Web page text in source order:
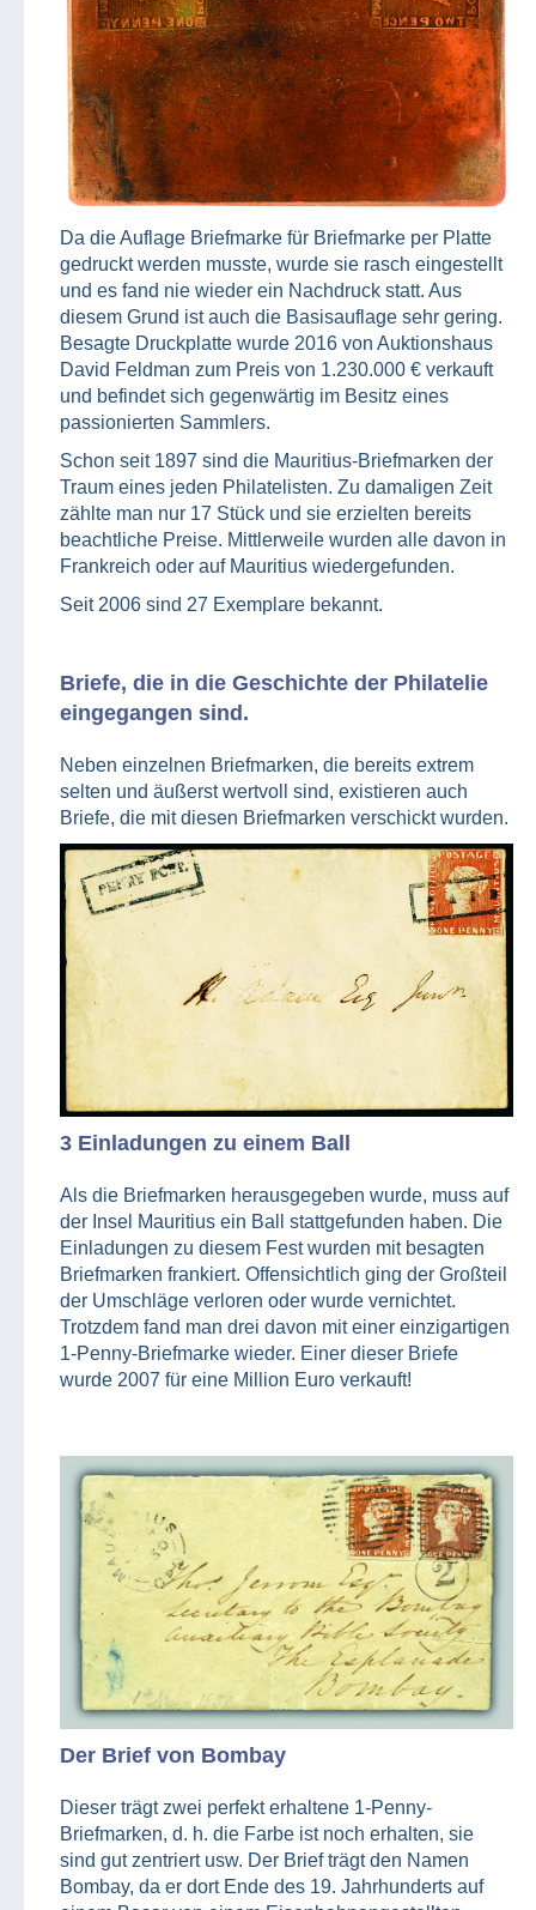
Da die Auflage Briefmarke für Briefmarke per Platte
gedruckt werden musste, wurde sie rasch eingestellt
und es fand nie wieder ein Nachdruck statt. Aus
diesem Grund ist auch die Basisauflage sehr gering.
Besagte Druckplatte wurde 2016 von Auktionshaus
David Feldman zum Preis von 1.230.000 € verkauft
und befindet sich gegenwärtig im Besitz eines
passionierten Sammlers.
Schon seit 1897 sind die Mauritius-Briefmarken der
Traum eines jeden Philatelisten. Zu damaligen Zeit
zählte man nur 17 Stück und sie erzielten bereits
beachtliche Preise. Mittlerweile wurden alle davon in
Frankreich oder auf Mauritius wiedergefunden.
Seit 2006 sind 27 Exemplare bekannt.
Briefe, die in die Geschichte der Philatelie
eingegangen sind.
Neben einzelnen Briefmarken, die bereits extrem
selten und äußerst wertvoll sind, existieren auch
Briefe, die mit diesen Briefmarken verschickt wurden.
3 Einladungen zu einem Ball
Als die Briefmarken herausgegeben wurde, muss auf
der Insel Mauritius ein Ball stattgefunden haben. Die
Einladungen zu diesem Fest wurden mit besagten
Briefmarken frankiert. Offensichtlich ging der Großteil
der Umschläge verloren oder wurde vernichtet.
Trotzdem fand man drei davon mit einer einzigartigen
1-Penny-Briefmarke wieder. Einer dieser Briefe
wurde 2007 für eine Million Euro verkauft!
Der Brief von Bombay
Dieser trägt zwei perfekt erhaltene 1-Penny-
Briefmarken, d. h. die Farbe ist noch erhalten, sie
sind gut zentriert usw. Der Brief trägt den Namen
Bombay, da er dort Ende des 19. Jahrhunderts auf